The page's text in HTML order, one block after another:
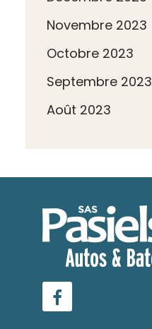
Novembre 2023
Octobre 2023
Septembre 2023
Août 2023